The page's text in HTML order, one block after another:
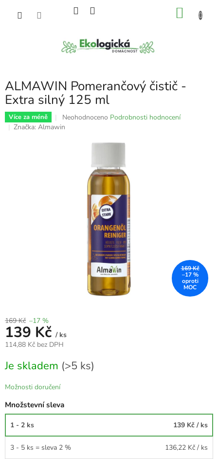
ALMAWIN Pomerančový čistič -
Extra silný 125 ml
Více za méně
Průměrné
hodnocení
hvězdiček.
Neohodnoceno Podrobnosti hodnocení
Značka: Almawin
169 Kč
–17 %
169 Kč –17 %
139 Kč / ks
114,88 Kč bez DPH
cena:
Je skladem (>5 ks)
Možnosti doručení
Množstevní sleva
1 - 2 ks 139 Kč / ks
3 - 5 ks = sleva 2 % 136,22 Kč / ks